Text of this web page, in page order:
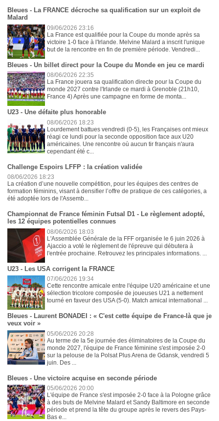
Bleues - La FRANCE décroche sa qualification sur un exploit de
Malard
09/06/2026 23:16
La France est qualifiée pour la Coupe du monde après sa
victoire 1-0 face à l'Irlande. Melvine Malard a inscrit l'unique
but de la rencontre en fin de première période. Vendredi...
Bleues - Un billet direct pour la Coupe du Monde en jeu ce mardi
08/06/2026 22:35
La France jouera sa qualification directe pour la Coupe du
monde 2027 contre l'Irlande ce mardi à Grenoble (21h10,
France 4) Après une campagne en forme de monta...
U23 - Une défaite plus honorable
08/06/2026 18:23
Lourdement battues vendredi (0-5), les Françaises ont mieux
réagi ce lundi pour la seconde opposition face aux U20
américaines. Une rencontre où aucun tir français n'aura
cependant été c...
Challenge Espoirs LFFP : la création validée
08/06/2026 18:23
La création d’une nouvelle compétition, pour les équipes des centres de
formation féminins, visant à densifier l’offre de pratique de ces catégories, a
été adoptée lors de l'Assemb...
Championnat de France féminin Futsal D1 - Le règlement adopté,
les 12 équipes potentielles connues
08/06/2026 18:03
L'Assemblée Générale de la FFF organisée le 6 juin 2026 à
Ajaccio a voté le règlement de l'épreuve qui débutera à
l'entrée prochaine. Retrouvez les principales informations. ...
U23 - Les USA corrigent la FRANCE
07/06/2026 19:34
Cette rencontre amicale entre l'équipe U20 américaine et une
sélection tricolore composée de joueuses U21 a nettement
tourné en faveur des USA (5-0). Match amical international ...
Bleues - Laurent BONADEI : « C'est cette équipe de France-là que je
veux voir »
05/06/2026 20:28
Au terme de la 5e journée des éliminatoires de la Coupe du
monde 2027, l'équipe de France féminine s'est imposée 2-0
sur la pelouse de la Polsat Plus Arena de Gdansk, vendredi 5
juin. Des ...
Bleues - Une victoire acquise en seconde période
05/06/2026 20:00
L'équipe de France s'est imposée 2-0 face à la Pologne grâce
à des buts de Melvine Malard et Sandy Baltimore en seconde
période et prend la tête du groupe après le revers des Pays-
Bas e...